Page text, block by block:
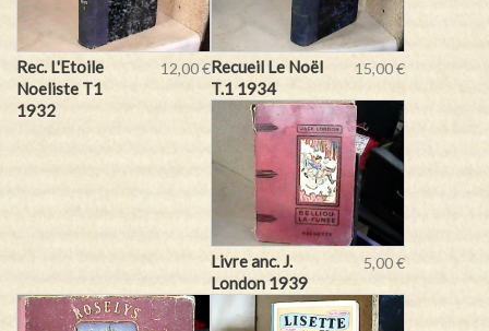
Rec. L'Etoile
Noeliste T1
1932
12,00 €Recueil Le Noël
T.1 1934
15,00 €
Livre anc. J.
London 1939
5,00 €